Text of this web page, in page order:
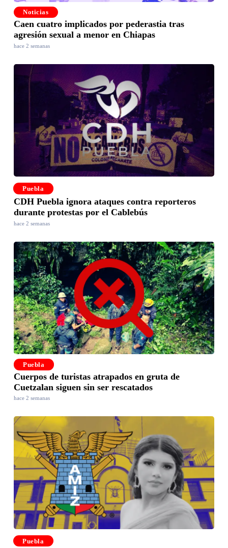
Noticias
Caen cuatro implicados por pederastia tras
agresión sexual a menor en Chiapas
hace 2 semanas
Puebla
CDH Puebla ignora ataques contra reporteros
durante protestas por el Cablebús
hace 2 semanas
Puebla
Cuerpos de turistas atrapados en gruta de
Cuetzalan siguen sin ser rescatados
hace 2 semanas
Puebla